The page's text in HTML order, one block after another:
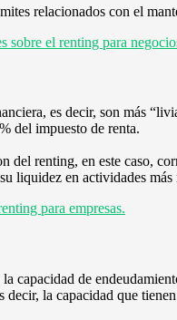
relacionados con el
sobre el renting para
es decir, son más
del impuesto de renta.
renting, en este caso,
liquidez en actividades
para empresas.
capacidad de
la capacidad que